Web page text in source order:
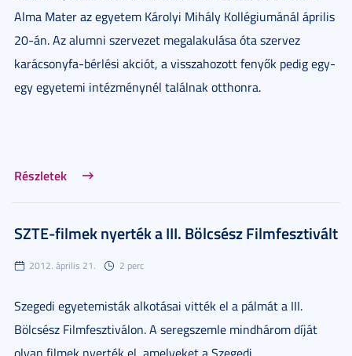
Alma Mater az egyetem Károlyi Mihály Kollégiumánál április
20-án. Az alumni szervezet megalakulása óta szervez
karácsonyfa-bérlési akciót, a visszahozott fenyők pedig egy-
egy egyetemi intézménynél találnak otthonra.
Részletek
SZTE-filmek nyerték a III. Bölcsész Filmfesztivált
2012. április 21. 2 perc
Szegedi egyetemisták alkotásai vitték el a pálmát a III.
Bölcsész Filmfesztiválon. A seregszemle mindhárom díját
olyan filmek nyerték el, amelyeket a Szegedi